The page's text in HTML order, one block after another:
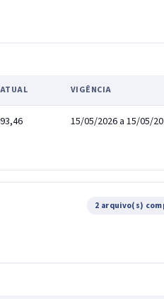
VIGÊNCIA
15/05/2026 a 15/05/
2 arquivo(s)